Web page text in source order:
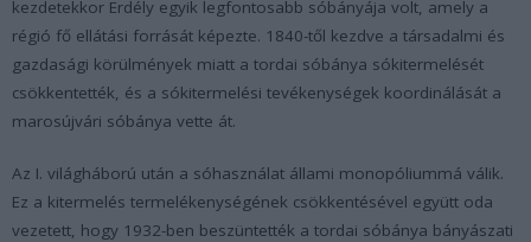
kezdetekkor Erdély egyik legfontosabb sóbányája volt, amely a
régió fő ellátási forrását képezte. 1840-től kezdve a társadalmi és
gazdasági körülmények miatt a tordai sóbánya sókitermelését
csökkentették, és a sókitermelési tevékenységek koordinálását a
marosújvári sóbánya vette át.
Az I. világháború után a sóhasználat állami monopóliummá válik.
Ez a kitermelés termelékenységének csökkentésével együtt oda
vezetett, hogy 1932-ben beszüntették a tordai sóbánya bányászati